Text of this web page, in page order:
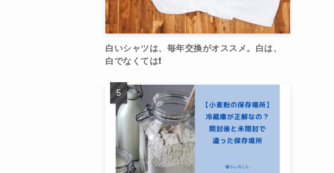
白いシャツは、毎年交換がオススメ。白は、
白でなくては❗️